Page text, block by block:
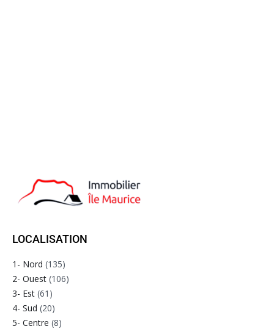
LOCALISATION
1- Nord (135)
2- Ouest (106)
3- Est (61)
4- Sud (20)
5- Centre (8)